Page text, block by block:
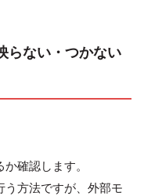
らない・つかない
確認します。
方法ですが、外部モ